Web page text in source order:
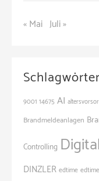
« Mai Juli »
Schlagwörter
9001 14675 AI
Brandmeldeanlagen
Controlling
DINZLER edtime